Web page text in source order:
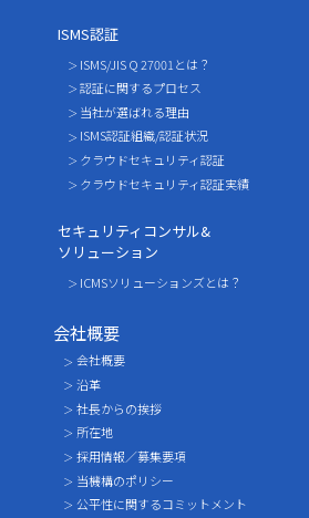
ISMS認証
ISMS/JIS Q 27001とは？
認証に関するプロセス
当社が選ばれる理由
ISMS認証組織/認証状況
クラウドセキュリティ認証
クラウドセキュリティ認証実績
セキュリティコンサル&
ソリューション
ICMSソリューションズとは？
会社概要
会社概要
沿革
社長からの挨拶
所在地
採用情報／募集要項
当機構のポリシー
公平性に関するコミットメント